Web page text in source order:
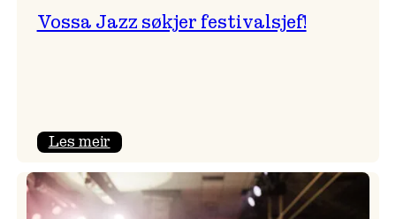
Vossa Jazz søkjer festivalsjef!
Les meir:
Jazz
søkjer